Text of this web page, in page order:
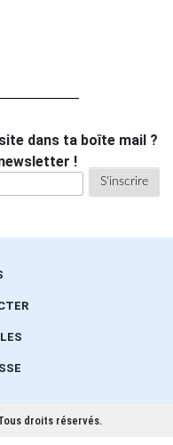
dans ta boîte mail ?
!
droits réservés.